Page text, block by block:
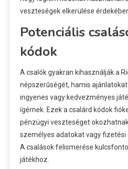
veszteségek elkerülése
Potenciális
kódok
A csalók gyakran kihasználják a
népszerűségét, hamis
ingyenes vagy kedvezményes
ígérnek. Ezek a csalárd kódok
pénzügyi veszteséget
személyes adatokat vagy fizetési
A csalások felismerése
játékhoz.